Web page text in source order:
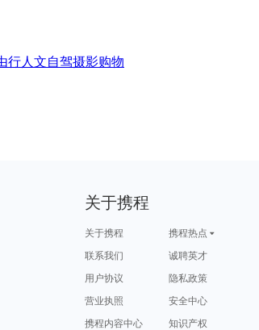
行人文自驾摄影购物
关于携程
关于携程
携程热点
联系我们
诚聘英才
用户协议
隐私政策
营业执照
安全中心
携程内容中心
知识产权